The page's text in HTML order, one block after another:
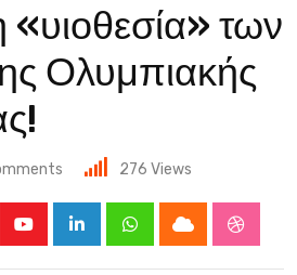
«υιοθεσία» των
Ολυμπιακής
276 Views
LinkedInWhatsappCloud